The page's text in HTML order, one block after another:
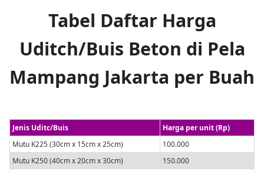
Tabel Daftar Harga
Uditch/Buis Beton di Pela
Mampang Jakarta per Buah
Jenis Uditc/Buis
Harga per unit (Rp)
Mutu K225 (30cm x 15cm x 25cm)
100.000
Mutu K250 (40cm x 20cm x 30cm)
150.000